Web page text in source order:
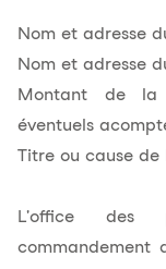
Nom et adresse
Nom et adresse
Montant de la
éventuels
Titre ou cause
L'office des
commandement